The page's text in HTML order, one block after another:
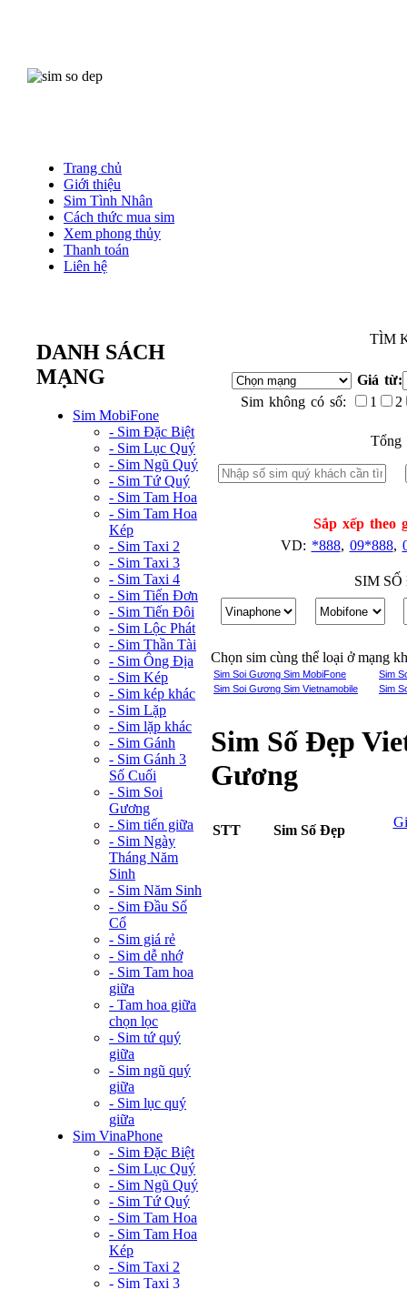
Trang chủ
Giới thiệu
Sim Tình Nhân
Cách thức mua sim
Xem phong thủy
Thanh toán
Liên hệ
DANH SÁCH
MẠNG
Sim MobiFone
- Sim Đặc Biệt
- Sim Lục Quý
- Sim Ngũ Quý
- Sim Tứ Quý
- Sim Tam Hoa
- Sim Tam Hoa
Kép
- Sim Taxi 2
- Sim Taxi 3
- Sim Taxi 4
- Sim Tiến Đơn
- Sim Tiến Đôi
- Sim Lộc Phát
- Sim Thần Tài
- Sim Ông Địa
- Sim Kép
- Sim kép khác
- Sim Lặp
- Sim lặp khác
- Sim Gánh
- Sim Gánh 3
Số Cuối
- Sim Soi
Gương
- Sim tiến giữa
- Sim Ngày
Tháng Năm
Sinh
- Sim Năm Sinh
- Sim Đầu Số
Cổ
- Sim giá rẻ
- Sim dễ nhớ
- Sim Tam hoa
giữa
- Tam hoa giữa
chọn lọc
- Sim tứ quý
giữa
- Sim ngũ quý
giữa
- Sim lục quý
giữa
Sim VinaPhone
- Sim Đặc Biệt
- Sim Lục Quý
- Sim Ngũ Quý
- Sim Tứ Quý
- Sim Tam Hoa
- Sim Tam Hoa
Kép
- Sim Taxi 2
- Sim Taxi 3
TÌM
Giá từ:
Sim không có số:
1 2
Sắp xếp theo
VD: *888, 09*888,
SIM
Chọn sim cùng thể loại ở mạng
Sim Soi Gương Sim MobiFone
Sim
Sim Soi Gương Sim Vietnamobile
Sim
Sim Số Đẹp
Gương
STT Sim Số Đẹp